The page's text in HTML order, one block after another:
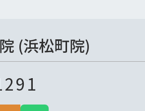
(浜松町院)